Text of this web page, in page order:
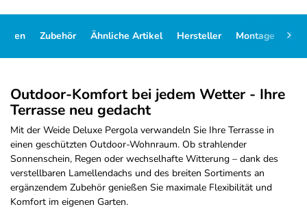
Zubehör Ähnliche Artikel Hersteller Montage
Outdoor-Komfort bei jedem Wetter - Ihre
Terrasse neu gedacht
Mit der Weide Deluxe Pergola verwandeln Sie Ihre Terrasse in
einen geschützten Outdoor-Wohnraum. Ob strahlender
Sonnenschein, Regen oder wechselhafte Witterung – dank des
verstellbaren Lamellendachs und des breiten Sortiments an
ergänzendem Zubehör genießen Sie maximale Flexibilität und
Komfort im eigenen Garten.